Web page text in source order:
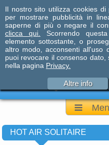
HOT AIR SOLITAIRE
Il nostro sito utilizza cookies
per mostrare pubblicità in
saperne di più o negare il
clicca qui.
Scorrendo
elemento sottostante, o
altro modo, acconsenti all'uso
puoi revocare il consenso
nella pagina Privacy.
Altre info